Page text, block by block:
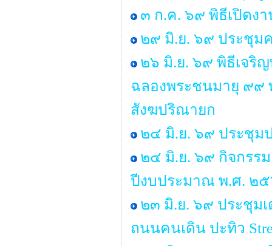
๓ ก.ค. ๖๙ พิธีเปิดงา
๒๙ มิ.ย. ๖๙ ประชุม
๒๖ มิ.ย. ๖๙ พิธีเจริ
ฉลองพระชนมายุ ๙๙
สังฆปริณายก
๒๔ มิ.ย. ๖๙ ประชุม
๒๔ มิ.ย. ๖๙ กิจกรรม
ปีงบประมาณ พ.ศ. ๒
๒๓ มิ.ย. ๖๙ ประชุม
ถนนคนเดิน ปะทิว